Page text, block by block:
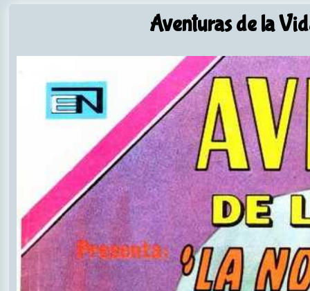
Aventuras de la